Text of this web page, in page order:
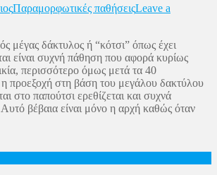
Παραμορφωτικές παθήσειςLeave a
μέγας δάκτυλος ή “κότσι” όπως έχει
είναι συχνή πάθηση που αφορά κυρίως
περισσότερο όμως μετά τα 40
προεξοχή στη βάση του μεγάλου δακτύλου
στο παπούτσι ερεθίζεται και συχνά
βέβαια είναι μόνο η αρχή καθώς όταν